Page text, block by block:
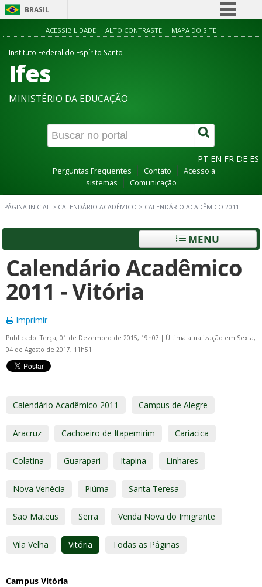
BRASIL
Simplifique!
Canais
ACESSIBILIDADE ALTO CONTRASTE MAPA DO SITE
Instituto Federal do Espírito Santo
Ifes
MINISTÉRIO DA EDUCAÇÃO
PT EN FR DE ES
Perguntas Frequentes Contato
Acesso a
sistemas
Comunicação
PÁGINA INICIAL > CALENDÁRIO ACADÊMICO > CALENDÁRIO ACADÊMICO 2011
MENU
Calendário Acadêmico
2011 - Vitória
Imprimir
Publicado: Terça, 01 de Dezembro de 2015, 19h07 | Última atualização em Sexta,
04 de Agosto de 2017, 11h51
Calendário Acadêmico 2011 Campus de Alegre
Aracruz Cachoeiro de Itapemirim Cariacica
Colatina Guarapari Itapina Linhares
Nova Venécia Piúma Santa Teresa
São Mateus Serra Venda Nova do Imigrante
Vila Velha Vitória Todas as Páginas
Campus Vitória